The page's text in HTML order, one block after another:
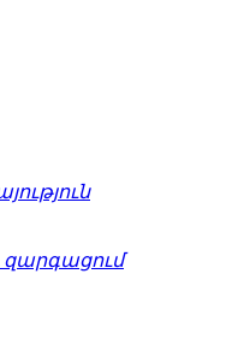
զարգացում